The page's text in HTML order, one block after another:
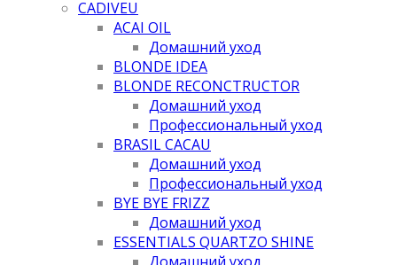
CADIVEU
ACAI OIL
Домашний уход
BLONDE IDEA
BLONDE RECONCTRUCTOR
Домашний уход
Профессиональный уход
BRASIL CACAU
Домашний уход
Профессиональный уход
BYE BYE FRIZZ
Домашний уход
ESSENTIALS QUARTZO SHINE